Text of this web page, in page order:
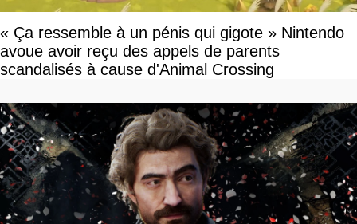
« Ça ressemble à un pénis qui gigote » Nintendo
avoue avoir reçu des appels de parents
scandalisés à cause d'Animal Crossing